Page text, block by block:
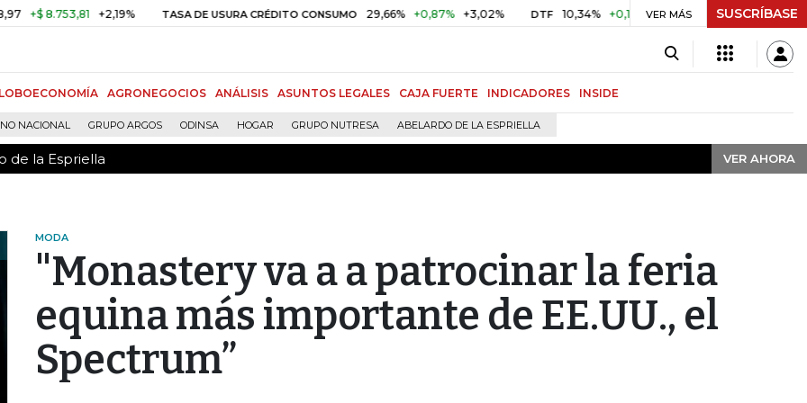
+2,19% TASA DE USURA CRÉDITO CONSUMO 29,66% +0,87% +3,02% DTF 10,34% +0,10% +0,98% UVR $ 416,91 +$ 0,05
VER MÁS SUSCRÍBASE
AGRONEGOCIOS ANÁLISIS ASUNTOS LEGALES CAJA FUERTE INDICADORES INSIDE
NACIONAL GRUPO ARGOS ODINSA HOGAR GRUPO NUTRESA ABELARDO DE LA ESPRIELLA
de la Espriella VER AHORA
de la Espriella VER AHORA
MODA
"Monastery va a a patrocinar la feria
equina más importante de EE.UU., el
Spectrum”